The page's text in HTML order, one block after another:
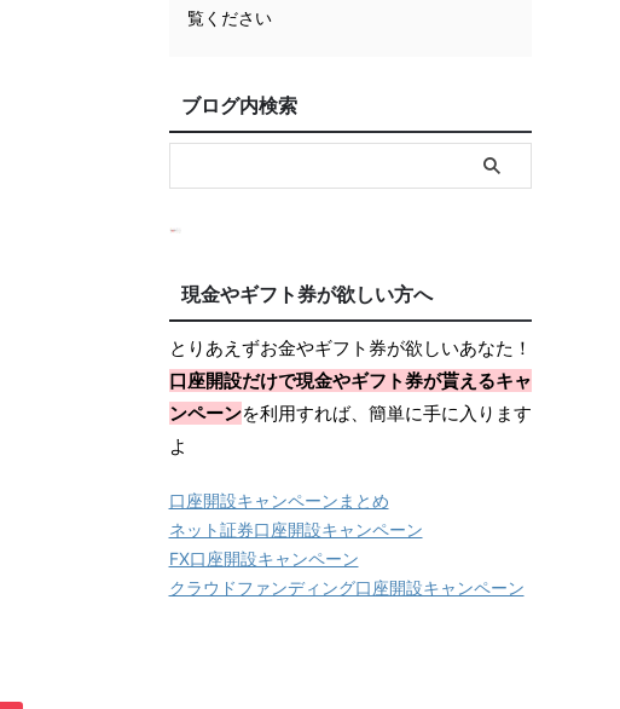
覧ください
ブログ内検索
現金やギフト券が欲しい方へ
とりあえずお金やギフト券が欲しいあなた！
口座開設だけで現金やギフト券が貰えるキャ
ンペーンを利用すれば、簡単に手に入ります
よ
口座開設キャンペーンまとめ
ネット証券口座開設キャンペーン
FX口座開設キャンペーン
クラウドファンディング口座開設キャンペーン